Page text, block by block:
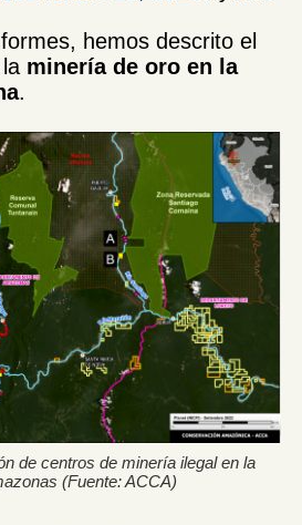
hemos descrito el
minería de oro en la
.
de centros de minería ilegal en la
(Fuente: ACCA)